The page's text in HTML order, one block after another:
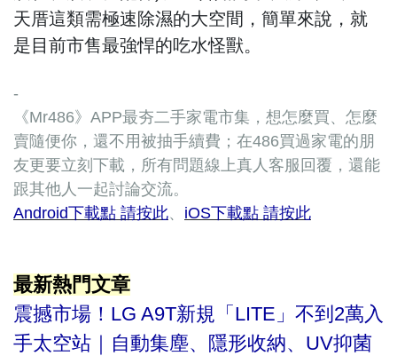
天厝這類需極速除濕的大空間，簡單來說，就
是目前市售最強悍的吃水怪獸。
-
《Mr486》APP最夯二手家電市集，想怎麼買、怎麼
賣隨便你，還不用被抽手續費；在486買過家電的朋
友更要立刻下載，所有問題線上真人客服回覆，還能
跟其他人一起討論交流。
Android下載點 請按此、 iOS下載點 請按此
最新熱門文章
震撼市場！LG A9T新規「LITE」不到2萬入
手太空站｜自動集塵、隱形收納、UV抑菌